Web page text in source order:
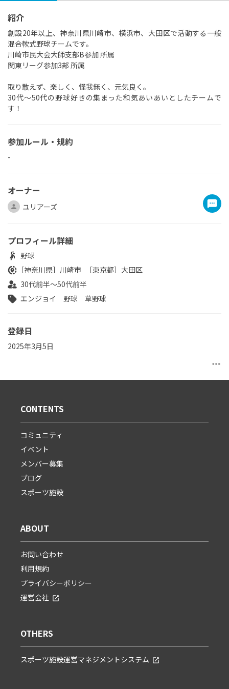
紹介
創設20年以上、神奈川県川崎市、横浜市、大田区で活動する一般
混合軟式野球チームです。
川崎市民大会大師支部B参加 所属
関東リーグ参加3部 所属
取り敢えず、楽しく、怪我無く、元気良く。
30代～50代の野球好きの集まった和気あいあいとしたチームで
す！
参加ルール・規約
-
オーナー
ユリアーズ
プロフィール詳細
野球
［神奈川県］ 川崎市 ［東京都］ 大田区
30代前半～50代前半
エンジョイ
野球 草野球
登録日
2025年3月5日
more_horiz
CONTENTS
コミュニティ
イベント
メンバー募集
ブログ
スポーツ施設
ABOUT
お問い合わせ
利用規約
プライバシーポリシー
運営会社
OTHERS
スポーツ施設運営マネジメントシステム